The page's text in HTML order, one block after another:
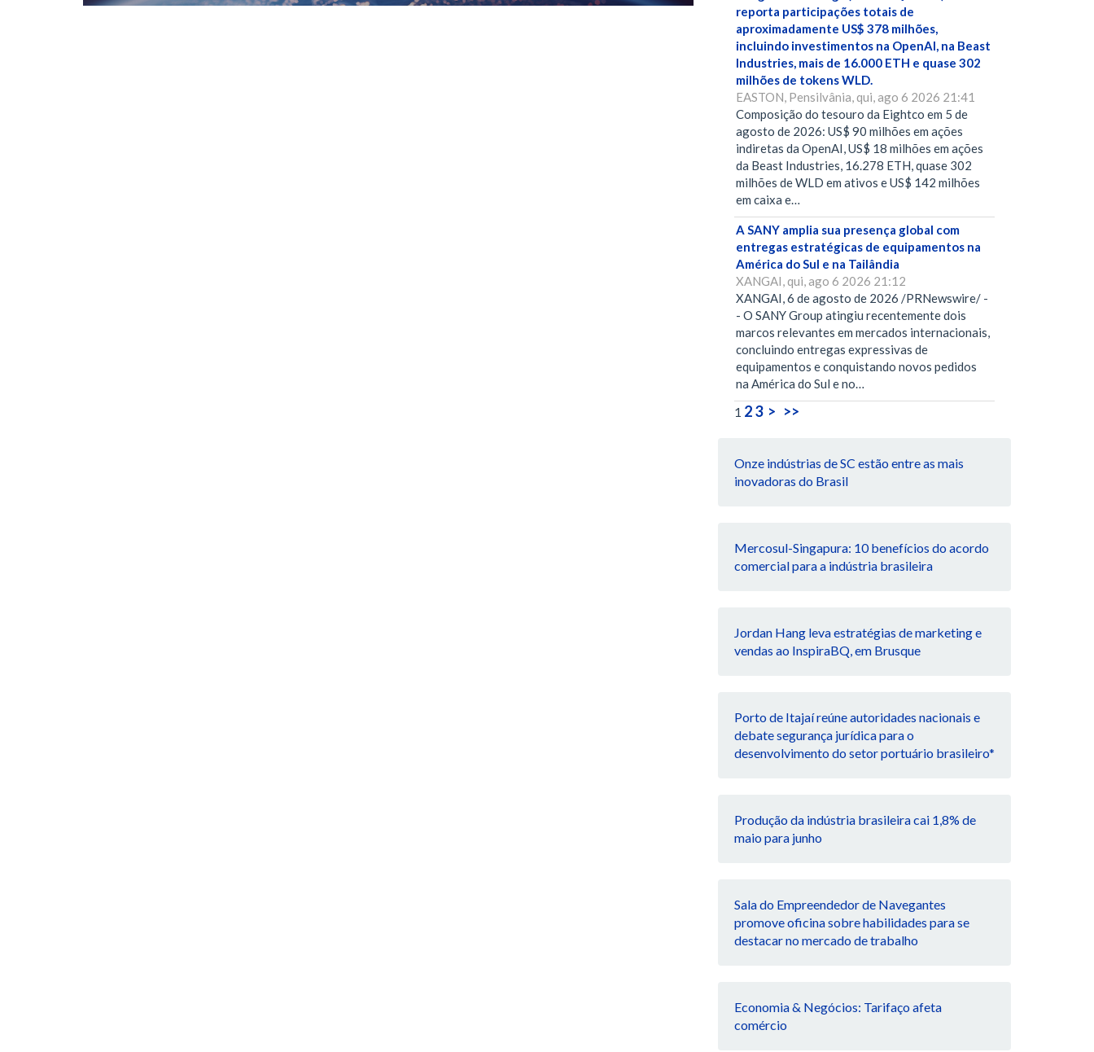
reporta participações totais de
aproximadamente US$ 378 milhões,
incluindo investimentos na OpenAI, na Beast
Industries, mais de 16.000 ETH e quase 302
milhões de tokens WLD.
EASTON, Pensilvânia, qui, ago 6 2026 21:41
Composição do tesouro da Eightco em 5 de
agosto de 2026: US$ 90 milhões em ações
indiretas da OpenAI, US$ 18 milhões em ações
da Beast Industries, 16.278 ETH, quase 302
milhões de WLD em ativos e US$ 142 milhões
em caixa e…
A SANY amplia sua presença global com
entregas estratégicas de equipamentos na
América do Sul e na Tailândia
XANGAI, qui, ago 6 2026 21:12
XANGAI, 6 de agosto de 2026 /PRNewswire/ -
- O SANY Group atingiu recentemente dois
marcos relevantes em mercados internacionais,
concluindo entregas expressivas de
equipamentos e conquistando novos pedidos
na América do Sul e no…
1 23 > >>
Onze indústrias de SC estão entre as mais
inovadoras do Brasil
Mercosul-Singapura: 10 benefícios do acordo
comercial para a indústria brasileira
Jordan Hang leva estratégias de marketing e
vendas ao InspiraBQ, em Brusque
Porto de Itajaí reúne autoridades nacionais e
debate segurança jurídica para o
desenvolvimento do setor portuário brasileiro*
Produção da indústria brasileira cai 1,8% de
maio para junho
Sala do Empreendedor de Navegantes
promove oficina sobre habilidades para se
destacar no mercado de trabalho
Economia & Negócios: Tarifaço afeta
comércio